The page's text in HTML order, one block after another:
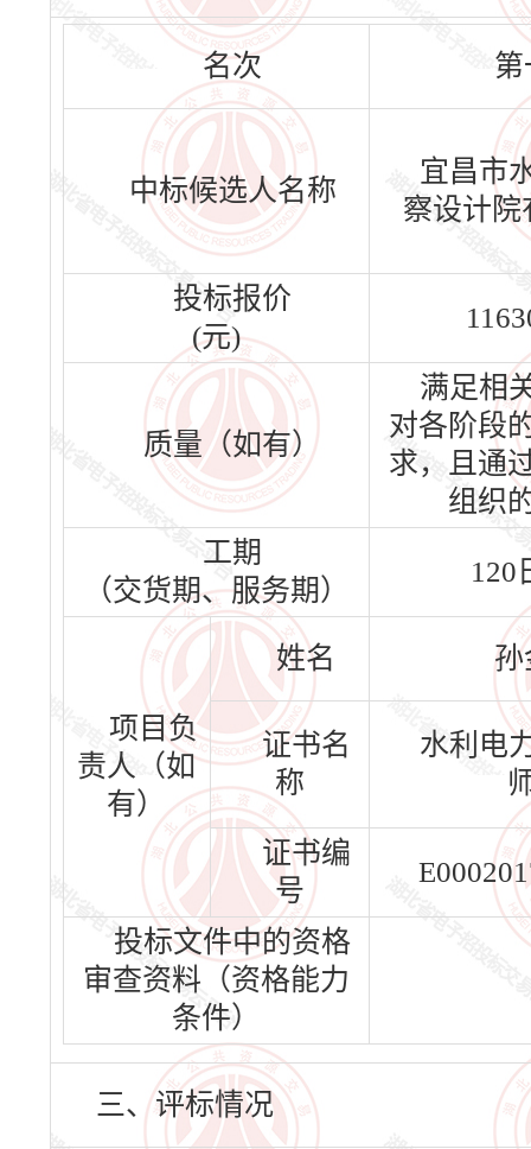
名次 第
中标候选人名称
宜昌市
察设计院
投标报价
(元)
质量（如有）
满足相
对各阶段
求，且通
组织
工期
（交货期、服务期）
120
项目负
责人（如
有）
姓名 孙
证书名
称
水利电
证书编
号
投标文件中的资格
审查资料（资格能力
条件）
三、评标情况